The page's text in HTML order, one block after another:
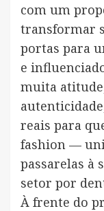
com um
transformar
portas para
e
muita
reais para
fashion —
passarelas à
setor por
À frente do